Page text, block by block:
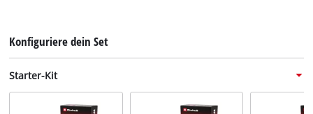
Konfiguriere dein Set
Starter-Kit